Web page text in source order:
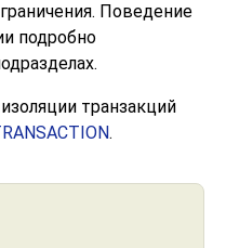
Поведение
подробно
транзакций
.